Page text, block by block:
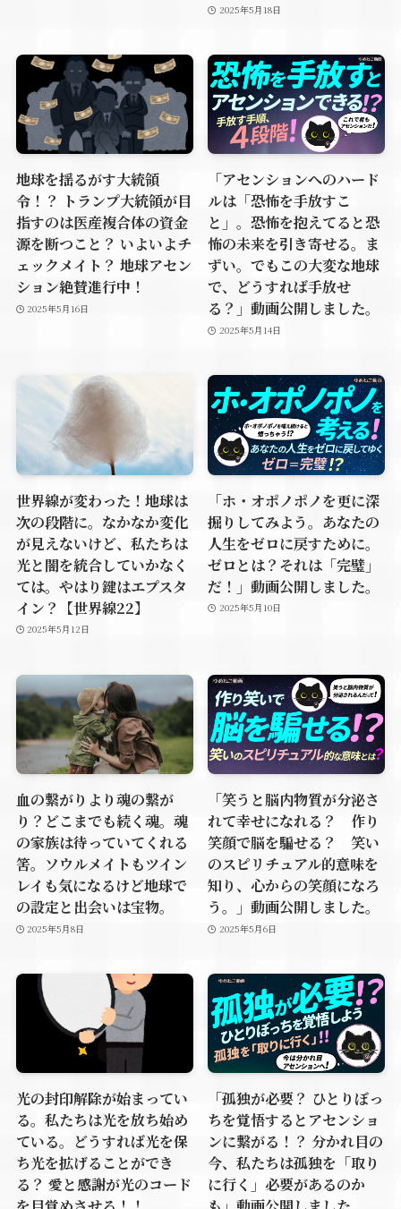
2025年5月18日
地球を揺るがす大統領
令！？ トランプ大統領が目
指すのは医産複合体の資金
源を断つこと？ いよいよチ
ェックメイト？ 地球アセン
ション絶賛進行中！
2025年5月16日
「アセンションへのハード
ルは「恐怖を手放すこ
と」。恐怖を抱えてると恐
怖の未来を引き寄せる。ま
ずい。でもこの大変な地球
で、どうすれば手放せ
る？」動画公開しました。
2025年5月14日
世界線が変わった！地球は
次の段階に。なかなか変化
が見えないけど、私たちは
光と闇を統合していかなく
ては。やはり鍵はエプスタ
イン？【世界線22】
2025年5月12日
「ホ・オポノポノを更に深
掘りしてみよう。あなたの
人生をゼロに戻すために。
ゼロとは？それは「完璧」
だ！」動画公開しました。
2025年5月10日
血の繋がりより魂の繋が
り？どこまでも続く魂。魂
の家族は待っていてくれる
筈。ソウルメイトもツイン
レイも気になるけど地球で
の設定と出会いは宝物。
2025年5月8日
「笑うと脳内物質が分泌さ
れて幸せになれる？ 作り
笑顔で脳を騙せる？ 笑い
のスピリチュアル的意味を
知り、心からの笑顔になろ
う。」動画公開しました。
2025年5月6日
光の封印解除が始まってい
る。私たちは光を放ち始め
ている。どうすれば光を保
ち光を拡げることができ
る？ 愛と感謝が光のコード
「孤独が必要？ ひとりぼっ
ちを覚悟するとアセンショ
ンに繋がる！？ 分かれ目の
今、私たちは孤独を「取り
に行く」必要があるのか